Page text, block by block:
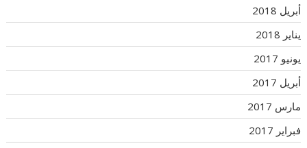
أبريل 2018
يناير 2018
يونيو 2017
أبريل 2017
مارس 2017
فبراير 2017